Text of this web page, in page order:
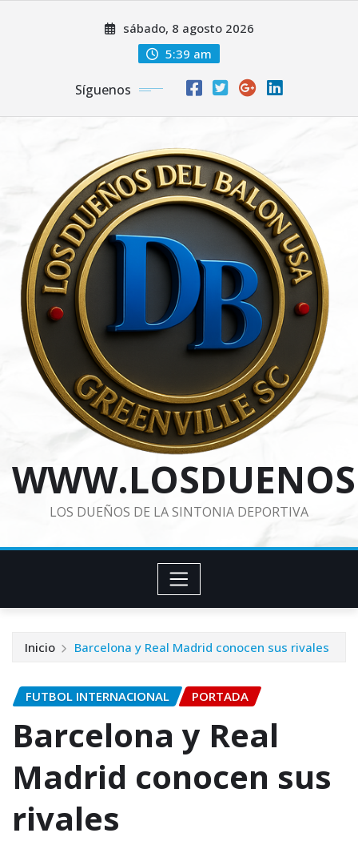
sábado, 8 agosto 2026
5:39 am
Síguenos
LOS DUEÑOS DE LA SINTONIA DEPORTIVA
Inicio Barcelona y Real Madrid conocen sus rivales
FUTBOL INTERNACIONAL PORTADA
Barcelona y Real
Madrid conocen sus
rivales